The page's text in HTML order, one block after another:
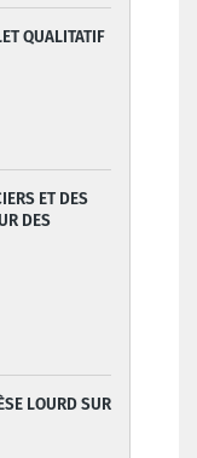
QUALITATIF
ET DES
DES
LOURD SUR